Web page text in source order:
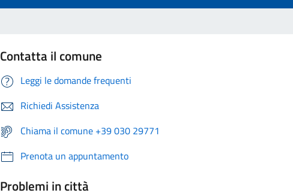
Contatta il comune
Leggi le domande frequenti
Richiedi Assistenza
Chiama il comune +39 030 29771
Prenota un appuntamento
Problemi in città